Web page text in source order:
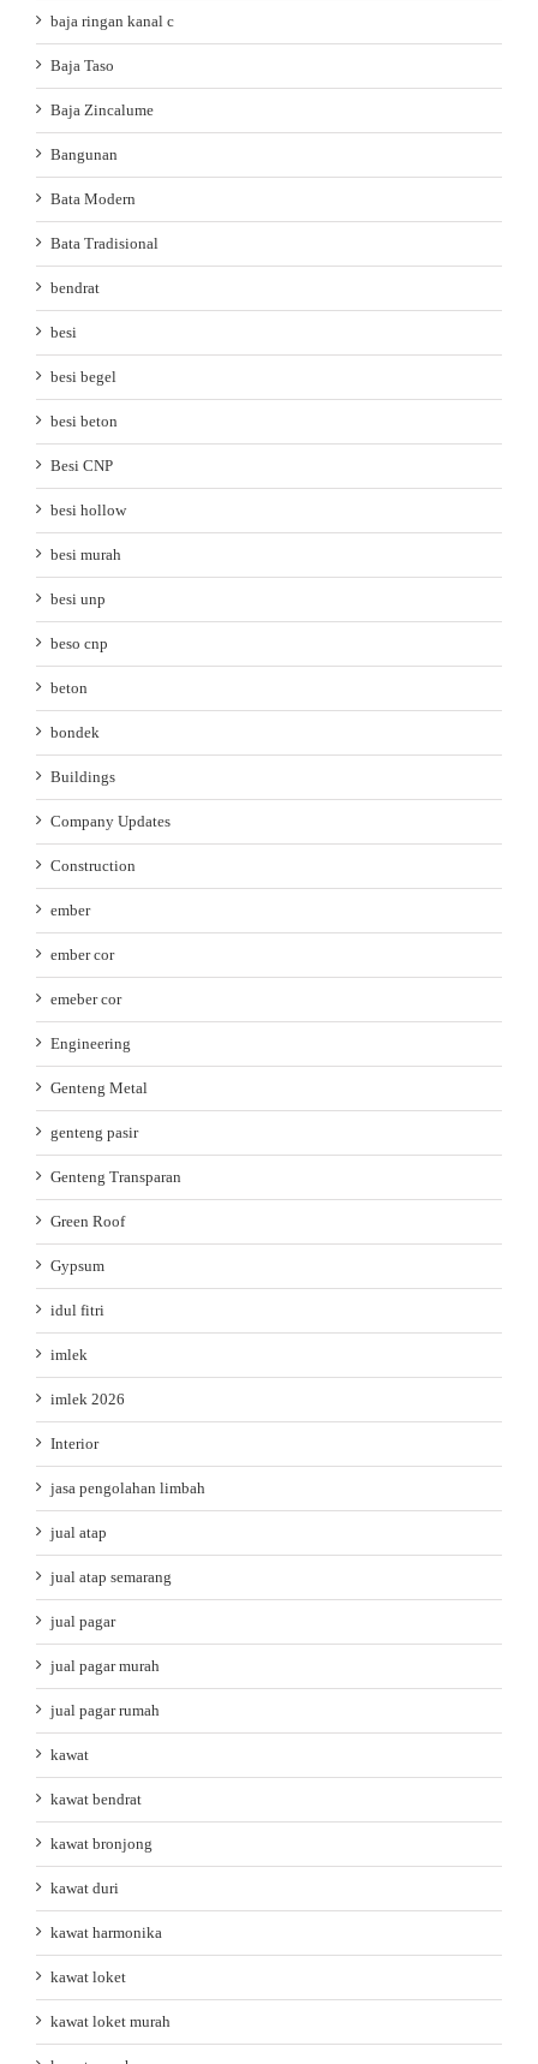
baja ringan kanal c
Baja Taso
Baja Zincalume
Bangunan
Bata Modern
Bata Tradisional
bendrat
besi
besi begel
besi beton
Besi CNP
besi hollow
besi murah
besi unp
beso cnp
beton
bondek
Buildings
Company Updates
Construction
ember
ember cor
emeber cor
Engineering
Genteng Metal
genteng pasir
Genteng Transparan
Green Roof
Gypsum
idul fitri
imlek
imlek 2026
Interior
jasa pengolahan limbah
jual atap
jual atap semarang
jual pagar
jual pagar murah
jual pagar rumah
kawat
kawat bendrat
kawat bronjong
kawat duri
kawat harmonika
kawat loket
kawat loket murah